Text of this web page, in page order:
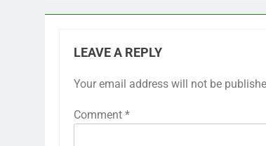
LEAVE A REPLY
Your email address will not be
Comment *